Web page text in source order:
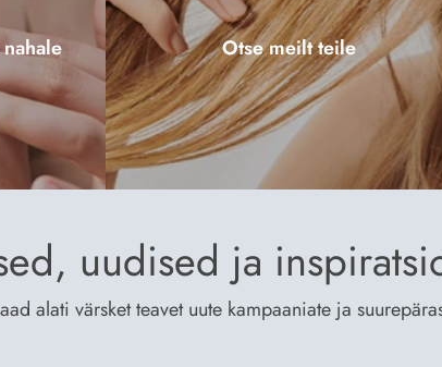
Otse meilt teile
uudised ja
alati värsket teavet uute kampaaniate ja